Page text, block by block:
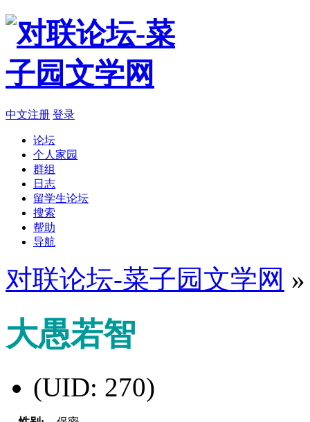
中文注册 登录
论坛
个人家园
群组
日志
留学生论坛
搜索
帮助
导航
对联论坛-菜子园文学网
大愚若智
(UID: 270)